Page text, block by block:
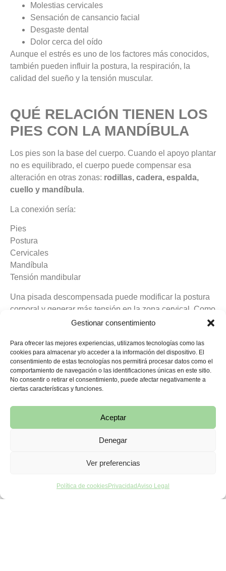
Gestionar consentimiento
Para ofrecer las mejores experiencias, utilizamos tecnologías como las
cookies para almacenar y/o acceder a la información del dispositivo. El
consentimiento de estas tecnologías nos permitirá procesar datos como el
comportamiento de navegación o las identificaciones únicas en este sitio.
No consentir o retirar el consentimiento, puede afectar negativamente a
ciertas características y funciones.
Aceptar
Denegar
Ver preferencias
Política de cookiesPrivacidadAviso Legal
Molestias cervicales
Sensación de cansancio facial
Desgaste dental
Dolor cerca del oído
Aunque el estrés es uno de los factores más conocidos,
también pueden influir la postura, la respiración, la
calidad del sueño y la tensión muscular.
QUÉ RELACIÓN TIENEN LOS
PIES CON LA MANDÍBULA
Los pies son la base del cuerpo. Cuando el apoyo plantar
no es equilibrado, el cuerpo puede compensar esa
alteración en otras zonas: rodillas, cadera, espalda,
cuello y mandíbula.
La conexión sería:
Pies
Postura
Cervicales
Mandíbula
Tensión mandibular
Una pisada descompensada puede modificar la postura
corporal y generar más tensión en la zona cervical. Como
la mandíbula está muy relacionada con el cuello, esa
temporomandibular.
CÓMO PUEDE INFLUIR LA
La mandíbula está muy relacionada con la zona cervical.
la espalda, es habitual que también aparezca rigidez
forma de caminar desequilibrada pueden generar